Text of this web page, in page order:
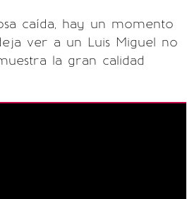
caída, hay un momento
ver a un Luis Miguel no
la gran calidad